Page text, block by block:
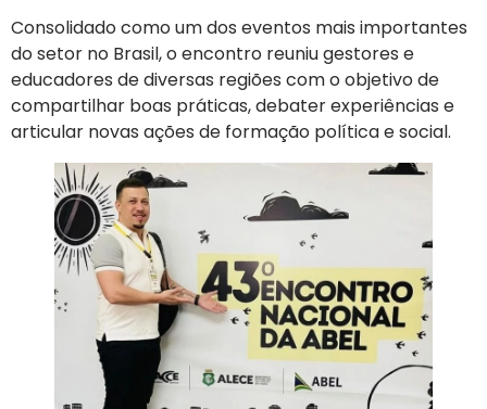
Consolidado como um dos eventos mais importantes
do setor no Brasil, o encontro reuniu gestores e
educadores de diversas regiões com o objetivo de
compartilhar boas práticas, debater experiências e
articular novas ações de formação política e social.